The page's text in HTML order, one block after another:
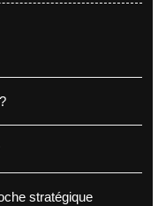
stratégique